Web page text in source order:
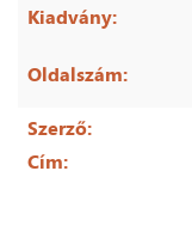
Kiadvány:
Oldalszám:
Szerző:
Cím: